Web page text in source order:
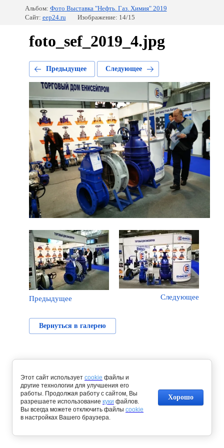
Альбом: Фото Выставка "Нефть. Газ. Химия" 2019
Сайт: eep24.ru Изображение: 14/15
foto_sef_2019_4.jpg
Предыдущее Следующее
Предыдущее Следующее
Вернуться в галерею
Этот сайт использует cookie файлы и
другие технологии для улучшения его
работы. Продолжая работу с сайтом, Вы
разрешаете использование куки файлов.
Вы всегда можете отключить файлы cookie
в настройках Вашего браузера.
Хорошо